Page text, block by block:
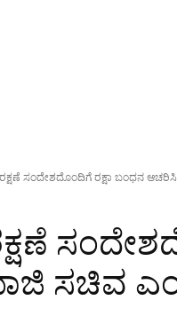
ಸಂದೇಶದೊಂದಿಗೆ ರಕ್ಷಾ ಬಂಧನ
ಸಚಿವ